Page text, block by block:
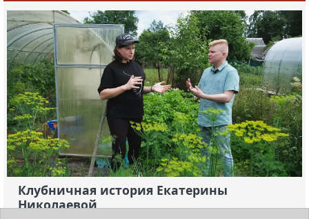
Клубничная история Екатерины
Николаевой